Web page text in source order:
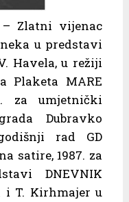
– Zlatni vijenac
u predstavi
Havela, u režiji
Plaketa MARE
za umjetnički
Dubravko
rad GD
satire, 1987. za
DNEVNIK
i T. Kirhmajer u